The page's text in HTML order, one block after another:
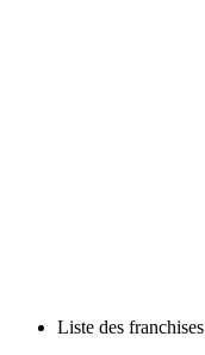
Liste des franchises